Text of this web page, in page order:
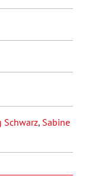
Schwarz, Sabine